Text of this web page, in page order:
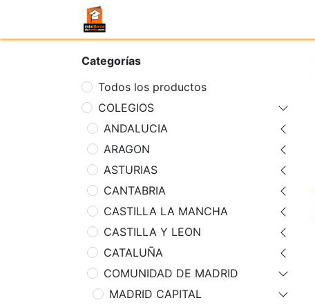
Categorías
Todos los productos
COLEGIOS
ANDALUCIA
ARAGON
ASTURIAS
CANTABRIA
CASTILLA LA MANCHA
CASTILLA Y LEON
CATALUÑA
COMUNIDAD DE MADRID
MADRID CAPITAL